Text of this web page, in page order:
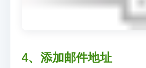
4、添加邮件地址